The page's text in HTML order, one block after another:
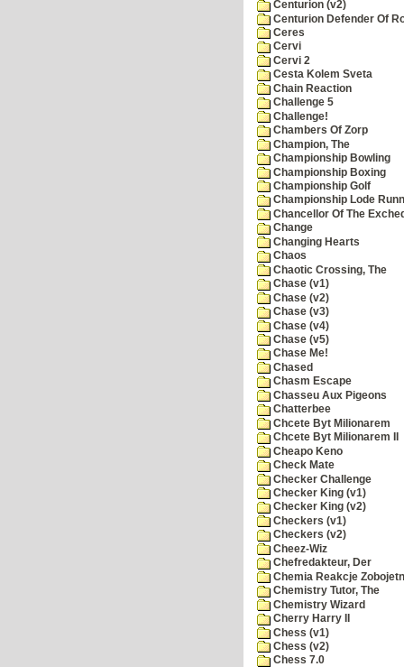
Centurion (v2)
Centurion Defender Of
Ceres
Cervi
Cervi 2
Cesta Kolem Sveta
Chain Reaction
Challenge 5
Challenge!
Chambers Of Zorp
Champion, The
Championship Bowling
Championship Boxing
Championship Golf
Championship Lode
Chancellor Of The
Change
Changing Hearts
Chaos
Chaotic Crossing, The
Chase (v1)
Chase (v2)
Chase (v3)
Chase (v4)
Chase (v5)
Chase Me!
Chased
Chasm Escape
Chasseu Aux Pigeons
Chatterbee
Chcete Byt Milionarem
Chcete Byt Milionarem II
Cheapo Keno
Check Mate
Checker Challenge
Checker King (v1)
Checker King (v2)
Checkers (v1)
Checkers (v2)
Cheez-Wiz
Chefredakteur, Der
Chemia Reakcje
Chemistry Tutor, The
Chemistry Wizard
Cherry Harry II
Chess (v1)
Chess (v2)
Chess 7.0